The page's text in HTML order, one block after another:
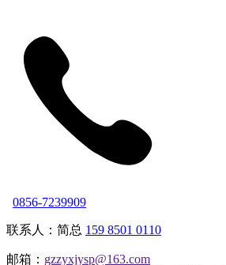
0856-7239909
联系人：简总 159 8501 0110
邮箱： gzzyxjysp@163.com